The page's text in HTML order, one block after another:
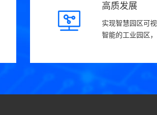
高质发展
实现智慧园区可
智能的工业园区